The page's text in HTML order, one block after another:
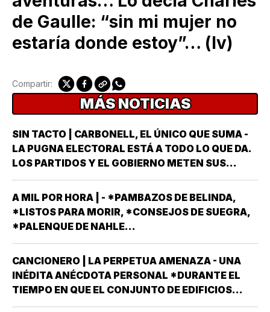
de Gaulle: “sin mi mujer no
estaría donde estoy”… (lv)
Compartir:
MÁS NOTICIAS
SIN TACTO | CARBONELL, EL ÚNICO QUE SUMA -
LA PUGNA ELECTORAL ESTÁ A TODO LO QUE DA.
LOS PARTIDOS Y EL GOBIERNO METEN SUS
ARMAS MÁS AFILADAS CON LA VISTA PUESTA EN
LA JORNADA DEL DOMINGO 6 DE JUNIO DEL AÑO
ENTRANTE *EL PROCESO ELECTORAL PARA
ELEGIR…
A MIL POR HORA | - *PAMBAZOS DE BELINDA,
*LISTOS PARA MORIR, *CONSEJOS DE SUEGRA,
*PALENQUE DE NAHLE...
CANCIONERO | LA PERPETUA AMENAZA - UNA
INÉDITA ANÉCDOTA PERSONAL *DURANTE EL
TIEMPO EN QUE EL CONJUNTO DE EDIFICIOS
LLAMADO LOS PINOS FUE RESIDENCIA OFICIAL